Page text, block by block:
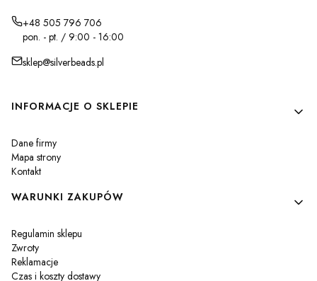
+48 505 796 706
pon. - pt. / 9:00 - 16:00
sklep@silverbeads.pl
Linki w stopce
INFORMACJE O SKLEPIE
Dane firmy
Mapa strony
Kontakt
WARUNKI ZAKUPÓW
Regulamin sklepu
Zwroty
Reklamacje
Czas i koszty dostawy